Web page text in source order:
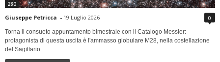
280
Giuseppe Petricca - 19 Luglio 2026 0
Torna il consueto appuntamento bimestrale con il Catalogo Messier:
protagonista di questa uscita è l'ammasso globulare M28, nella costellazione
del Sagittario.